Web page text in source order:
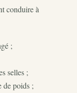
conduire à
;
selles ;
de poids ;